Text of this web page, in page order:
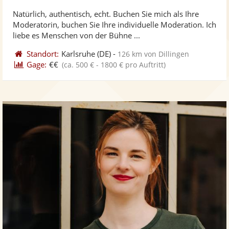
Natürlich, authentisch, echt. Buchen Sie mich als Ihre
Moderatorin, buchen Sie Ihre individuelle Moderation. Ich
liebe es Menschen von der Bühne ...
Standort: Karlsruhe (DE) - 126 km von Dillingen
Gage: €€ (ca. 500 € - 1800 € pro Auftritt)